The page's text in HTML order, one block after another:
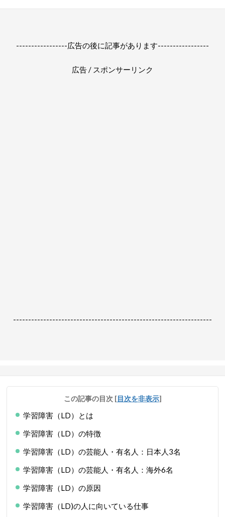
-----------------広告の後に記事があります-----------------
広告 / スポンサーリンク
------------------------------------------------------------------
この記事の目次 [目次を非表示]
学習障害（LD）とは
学習障害（LD）の特徴
学習障害（LD）の芸能人・有名人：日本人3名
学習障害（LD）の芸能人・有名人：海外6名
学習障害（LD）の原因
学習障害（LD)の人に向いている仕事